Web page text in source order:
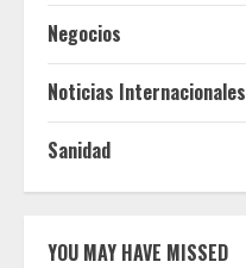
Negocios
Noticias Internacionales
Sanidad
YOU MAY HAVE MISSED